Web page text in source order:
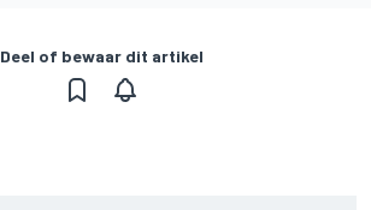
Deel of bewaar dit artikel